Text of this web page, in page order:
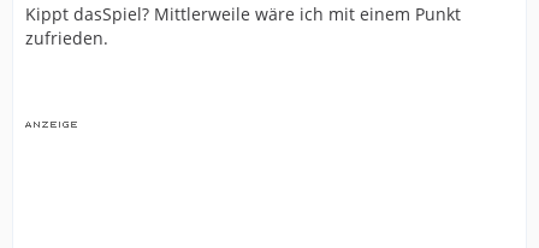
Kippt dasSpiel? Mittlerweile wäre ich mit einem Punkt
zufrieden.